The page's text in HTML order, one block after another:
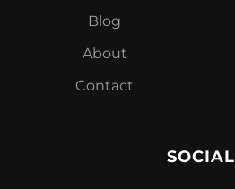
Blog
About
Contact
SOCIAL